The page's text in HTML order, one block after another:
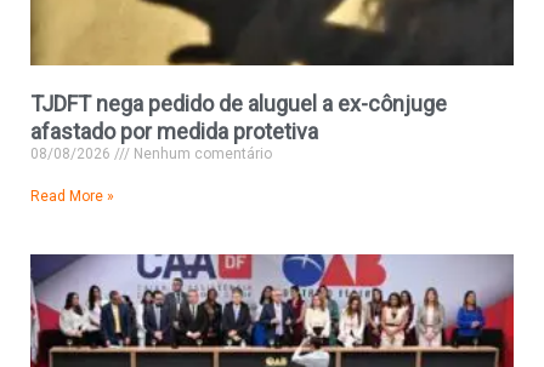
TJDFT nega pedido de aluguel a ex-cônjuge
afastado por medida protetiva
08/08/2026 Nenhum comentário
Read More »